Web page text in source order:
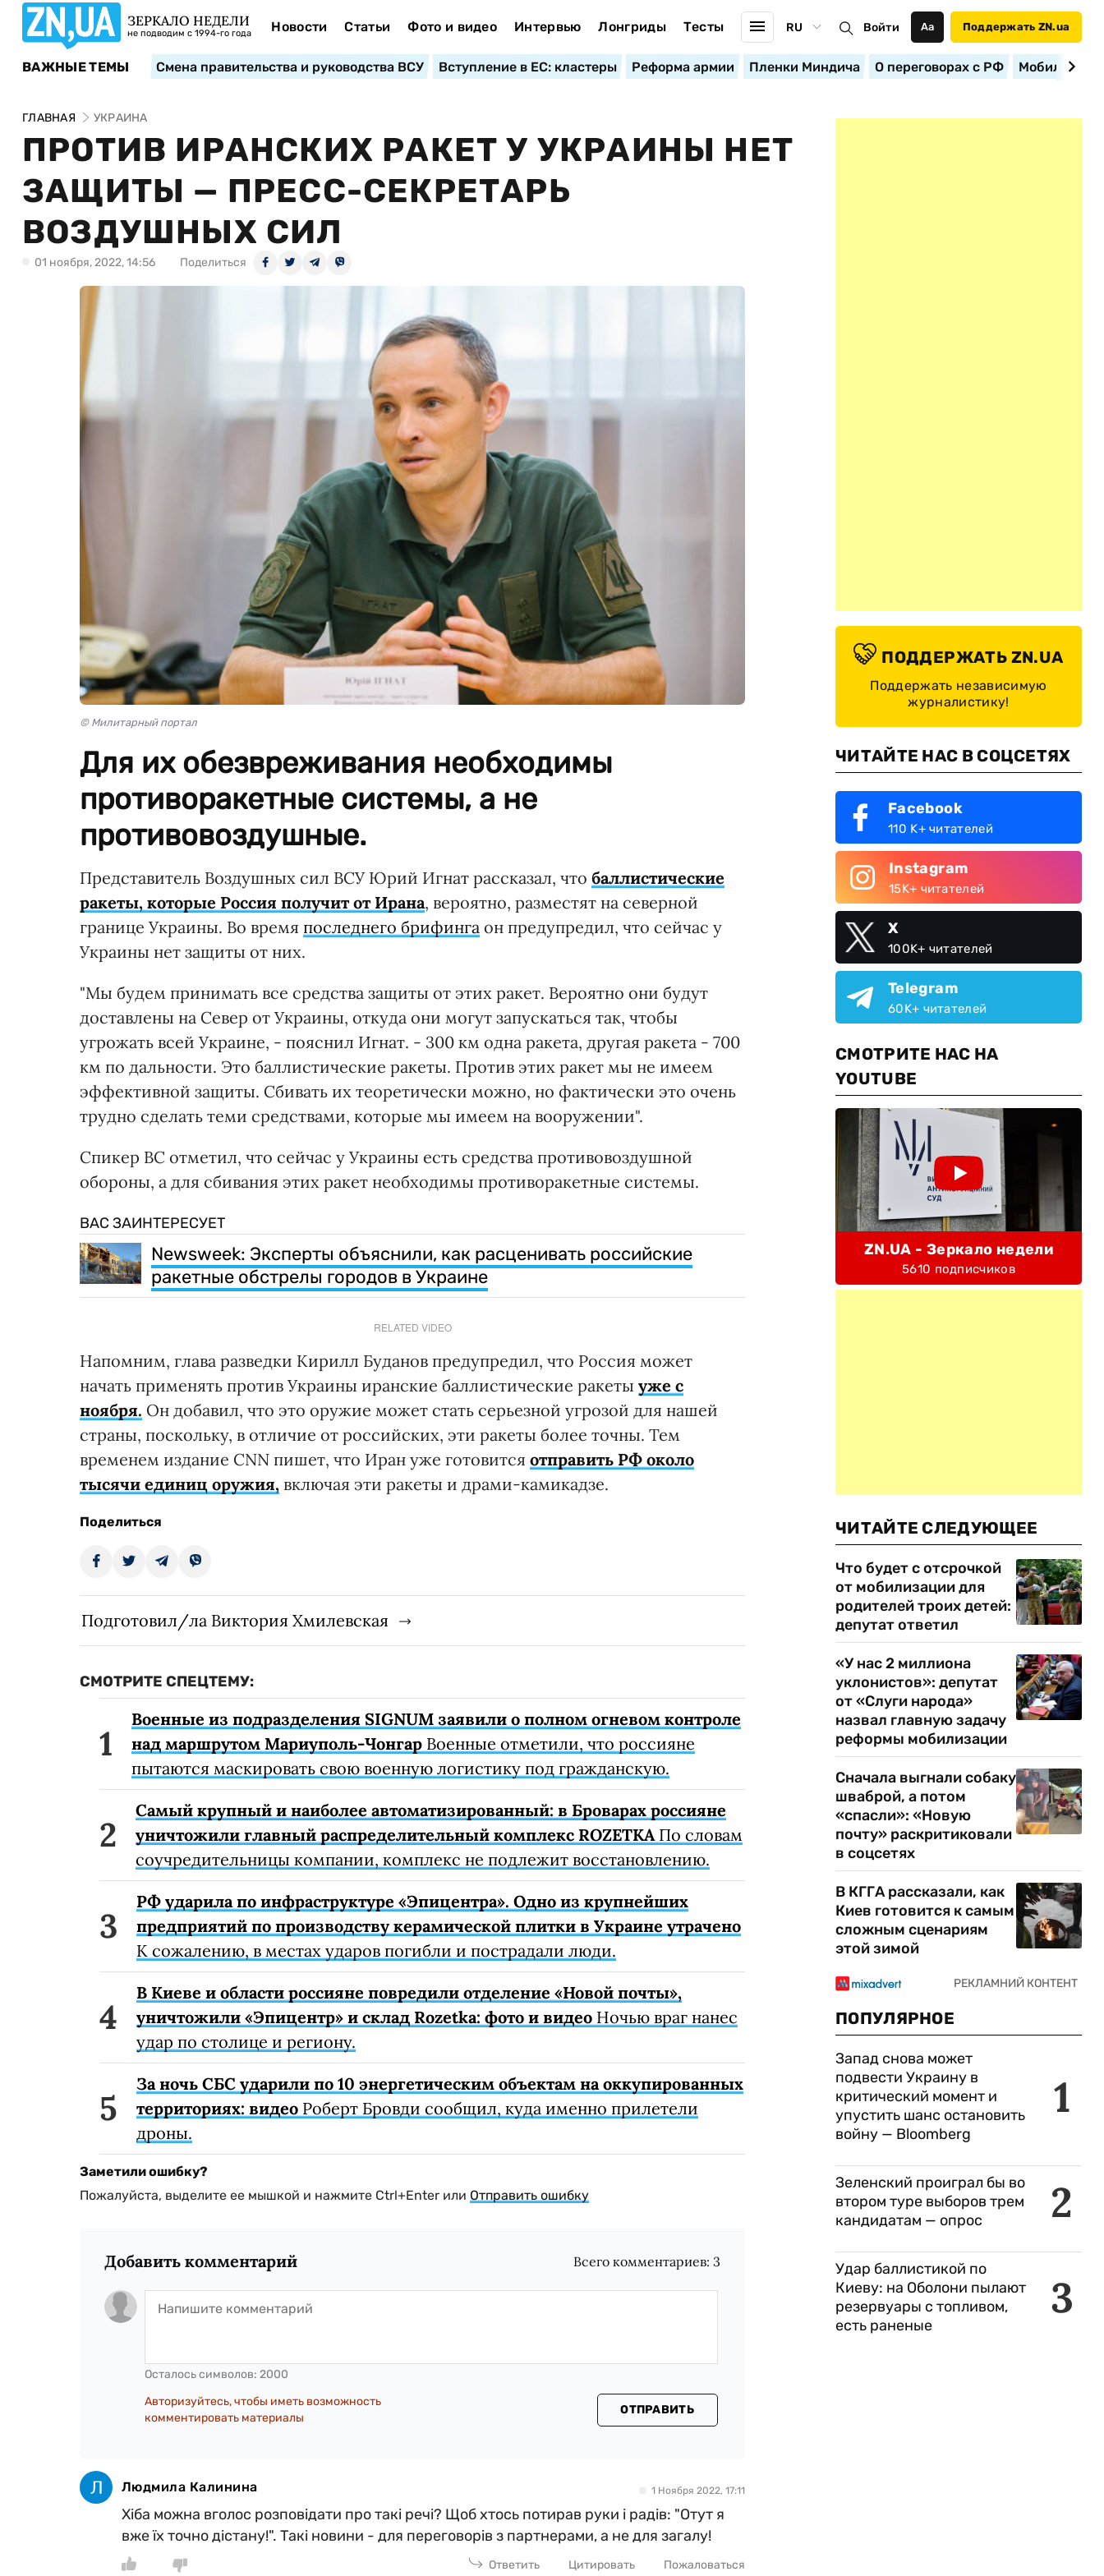
ЗЕРКАЛО НЕДЕЛИ
не подводим с 1994-го года Новости Статьи Фото и видео Интервью Лонгриды Тесты RU Войти Аа Поддержать ZN.ua
ВАЖНЫЕ ТЕМЫ Смена правительства и руководства ВСУ Вступление в ЕС: кластеры Реформа армии Пленки Миндича О переговорах с РФ
ГЛАВНАЯ УКРАИНА
ПРОТИВ ИРАНСКИХ РАКЕТ У УКРАИНЫ НЕТ
ЗАЩИТЫ — ПРЕСС-СЕКРЕТАРЬ
ВОЗДУШНЫХ СИЛ
01 ноября, 2022, 14:56 Поделиться
© Милитарный портал
Для их обезвреживания необходимы
противоракетные системы, а не
противовоздушные.
Представитель Воздушных сил ВСУ Юрий Игнат рассказал, что баллистические
ракеты, которые Россия получит от Ирана, вероятно, разместят на северной
границе Украины. Во время последнего брифинга он предупредил, что сейчас у
Украины нет защиты от них.
"Мы будем принимать все средства защиты от этих ракет. Вероятно они будут
доставлены на Север от Украины, откуда они могут запускаться так, чтобы
угрожать всей Украине, - пояснил Игнат. - 300 км одна ракета, другая ракета - 700
км по дальности. Это баллистические ракеты. Против этих ракет мы не имеем
эффективной защиты. Сбивать их теоретически можно, но фактически это очень
трудно сделать теми средствами, которые мы имеем на вооружении".
Спикер ВС отметил, что сейчас у Украины есть средства противовоздушной
обороны, а для сбивания этих ракет необходимы противоракетные системы.
ВАС ЗАИНТЕРЕСУЕТ
Newsweek: Эксперты объяснили, как расценивать российские
ракетные обстрелы городов в Украине
RELATED VIDEO
Напомним, глава разведки Кирилл Буданов предупредил, что Россия может
начать применять против Украины иранские баллистические ракеты уже с
ноября. Он добавил, что это оружие может стать серьезной угрозой для нашей
страны, поскольку, в отличие от российских, эти ракеты более точны. Тем
временем издание CNN пишет, что Иран уже готовится отправить РФ около
тысячи единиц оружия, включая эти ракеты и драми-камикадзе.
Поделиться
Подготовил/ла Виктория Хмилевская
СМОТРИТЕ СПЕЦТЕМУ:
Военные из подразделения SIGNUM заявили о полном огневом контроле
над маршрутом Мариуполь-Чонгар Военные отметили, что россияне
пытаются маскировать свою военную логистику под гражданскую.
Самый крупный и наиболее автоматизированный: в Броварах россияне
уничтожили главный распределительный комплекс ROZETKAПо словам
соучредительницы компании, комплекс не подлежит восстановлению.
РФ ударила по инфраструктуре «Эпицентра». Одно из крупнейших
предприятий по производству керамической плитки в Украине утрачено
К сожалению, в местах ударов погибли и пострадали люди.
В Киеве и области россияне повредили отделение «Новой почты»,
уничтожили «Эпицентр» и склад Rozetka: фото и видео Ночью враг нанес
удар по столице и региону.
За ночь СБС ударили по 10 энергетическим объектам на оккупированных
территориях: видео Роберт Бровди сообщил, куда именно прилетели
дроны.
Заметили ошибку?
Пожалуйста, выделите ее мышкой и нажмите Ctrl+Enter или Отправить ошибку
Добавить комментарий Всего комментариев:3
Осталось символов: 2000
Авторизуйтесь, чтобы иметь возможность
комментировать материалы
ОТПРАВИТЬ
Людмила Калинина 1 Ноября 2022, 17:11
Хіба можна вголос розповідати про такі речі? Щоб хтось потирав руки і радів: "Отут я
вже їх точно дістану!". Такі новини - для переговорів з партнерами, а не для загалу!
Ответить Цитировать Пожаловаться
ПОДДЕРЖАТЬ ZN.UA
Поддержать независимую
журналистику!
ЧИТАЙТЕ НАС В СОЦСЕТЯХ
Facebook
110 K+ читателей
Instagram
15K+ читателей
X
100K+ читателей
Telegram
60K+ читателей
СМОТРИТЕ НАС НА
YOUTUBE
ZN.UA - Зеркало недели
5610 подписчиков
ЧИТАЙТЕ СЛЕДУЮЩЕЕ
Что будет с отсрочкой
от мобилизации для
родителей троих детей:
депутат ответил
«У нас 2 миллиона
уклонистов»: депутат
от «Слуги народа»
назвал главную задачу
реформы мобилизации
Сначала выгнали собаку
шваброй, а потом
«спасли»: «Новую
почту» раскритиковали
в соцсетях
В КГГА рассказали, как
Киев готовится к самым
сложным сценариям
этой зимой
ПОПУЛЯРНОЕ
1
Запад снова может
подвести Украину в
критический момент и
упустить шанс остановить
войну — Bloomberg
2
Зеленский проиграл бы во
втором туре выборов трем
кандидатам — опрос
3
Удар баллистикой по
Киеву: на Оболони пылают
резервуары с топливом,
есть раненые